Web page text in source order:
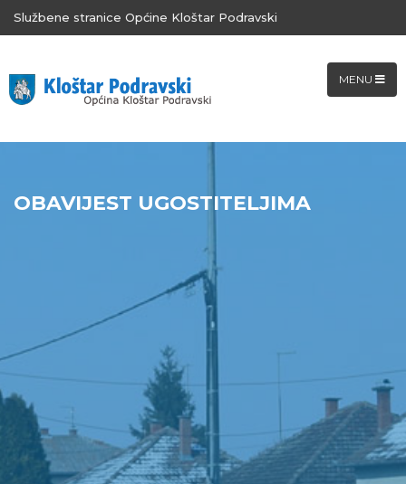
Službene stranice Općine Kloštar Podravski
MENU
OBAVIJEST UGOSTITELJIMA